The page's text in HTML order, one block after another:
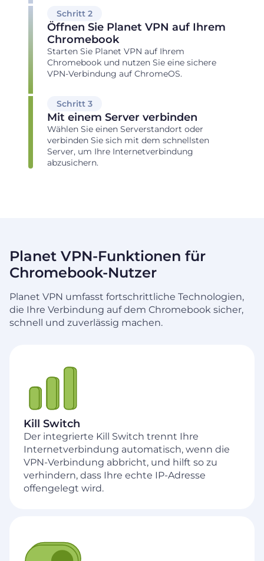
Schritt 2
Öffnen Sie Planet VPN auf Ihrem
Chromebook
Starten Sie Planet VPN auf Ihrem
Chromebook und nutzen Sie eine sichere
VPN-Verbindung auf ChromeOS.
Schritt 3
Mit einem Server verbinden
Wählen Sie einen Serverstandort oder
verbinden Sie sich mit dem schnellsten
Server, um Ihre Internetverbindung
abzusichern.
Planet VPN-Funktionen für
Chromebook-Nutzer
Planet VPN umfasst fortschrittliche Technologien,
die Ihre Verbindung auf dem Chromebook sicher,
schnell und zuverlässig machen.
Kill Switch
Der integrierte Kill Switch trennt Ihre
Internetverbindung automatisch, wenn die
VPN-Verbindung abbricht, und hilft so zu
verhindern, dass Ihre echte IP-Adresse
offengelegt wird.